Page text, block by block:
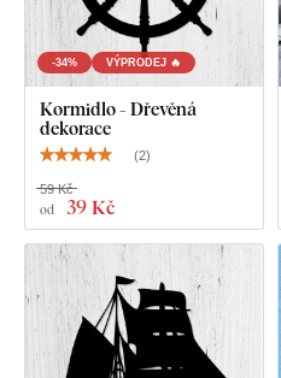
-34% VÝPRODEJ 🔥
Kormidlo - Dřevěná
dekorace
(2)
od 39 Kč
59 Kč